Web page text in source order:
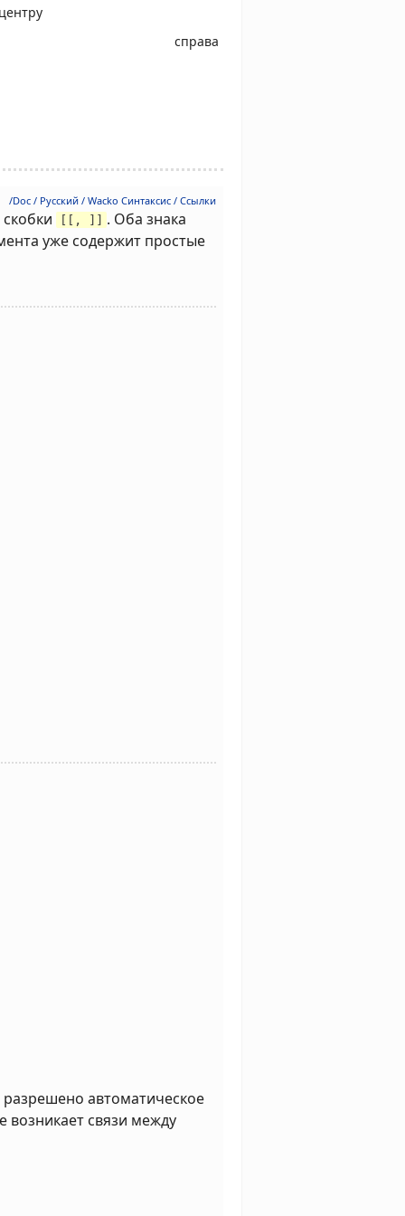
справа
/Doc / Русский / Wacko Синтаксис / Cсылки
[[, ]] . Оба знака
уже содержит простые
автоматическое
возникает связи между